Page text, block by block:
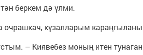
беркем дә үлми.
очрашкач, күзалларым
– Киявебез моның итен